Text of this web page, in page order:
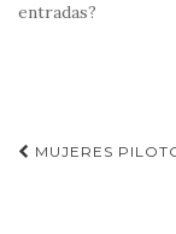
entradas?
MUJERES